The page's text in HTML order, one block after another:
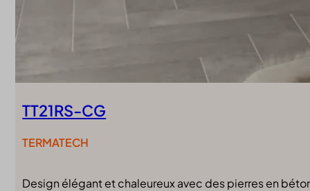
TT21RS-CG
TERMATECH
Design élégant et chaleureux avec des pierres en